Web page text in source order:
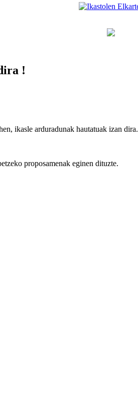
!
ikasle arduradunak hautatuak izan dira.
proposamenak eginen dituzte.